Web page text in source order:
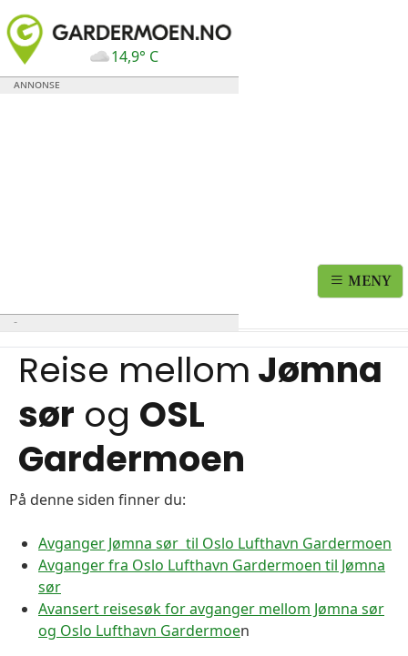
14,9° C
MENY
Reise mellom Jømna
sør og OSL
Gardermoen
På denne siden finner du:
Avganger Jømna sør til Oslo Lufthavn Gardermoen
Avganger fra Oslo Lufthavn Gardermoen til Jømna
sør
Avansert reisesøk for avganger mellom Jømna sør
og Oslo Lufthavn Gardermoen